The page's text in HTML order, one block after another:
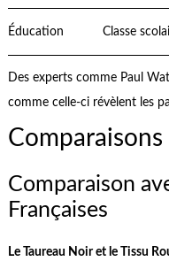
Éducation Classe
Des experts comme Paul
comme celle-ci révèlent les
Comparaison
Françaises
Le Taureau Noir et le Tissu